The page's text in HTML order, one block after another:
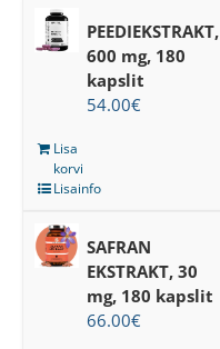
PEEDIEKSTRAKT,
600 mg, 180
kapslit
54.00€
Lisa
korvi
Lisainfo
SAFRAN
EKSTRAKT, 30
mg, 180 kapslit
66.00€